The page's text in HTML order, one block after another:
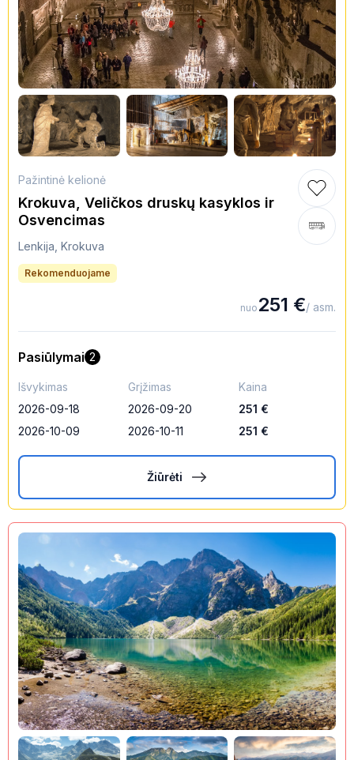
Pažintinė kelionė
Krokuva, Veličkos druskų kasyklos ir
Osvencimas
Lenkija, Krokuva
Rekomenduojame
nuo 251 €/ asm.
Pasiūlymai 2
Išvykimas Grįžimas
Kaina
2026-09-18
2026-09-20 251 €
2026-10-09
2026-10-11 251 €
Žiūrėti